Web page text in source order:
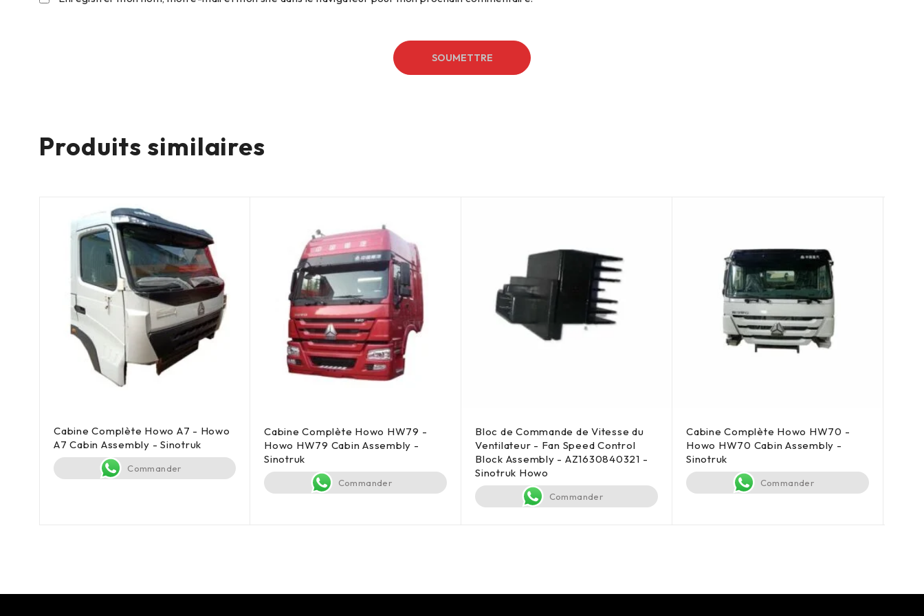
Produits similaires
Cabine Complète Howo A7 - Howo
A7 Cabin Assembly - Sinotruk
Commander
Cabine Complète Howo HW79 -
Howo HW79 Cabin Assembly -
Sinotruk
Commander
Bloc de Commande de Vitesse du
Ventilateur - Fan Speed Control
Block Assembly - AZ1630840321 -
Sinotruk Howo
Commander
Cabine Complète Howo HW70 -
Howo HW70 Cabin Assembly -
Sinotruk
Commander